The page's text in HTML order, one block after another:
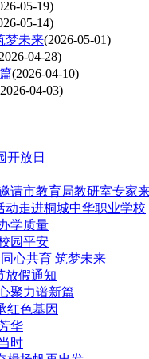
05-19)
05-14)
梦未来(2026-05-01)
04-28)
(2026-04-10)
04-03)
开放日
请市教育局教研室专家
动走进桐城中华职业学校
学质量
园平安
心共育 筑梦未来
放假通知
聚力谱新篇
红色基因
华
时